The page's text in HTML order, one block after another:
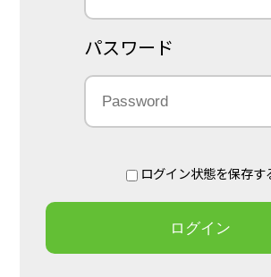
パスワード
ログイン状態を保存す